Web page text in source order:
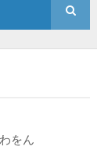
をん